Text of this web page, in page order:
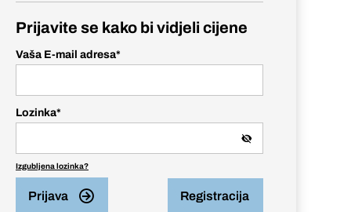
Prijavite se kako bi vidjeli cijene
Vaša E-mail adresa*
Lozinka*
Izgubljena lozinka?
Prijava Registracija